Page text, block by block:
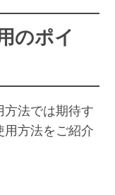
のポイ
方法では期待す
用方法をご紹介